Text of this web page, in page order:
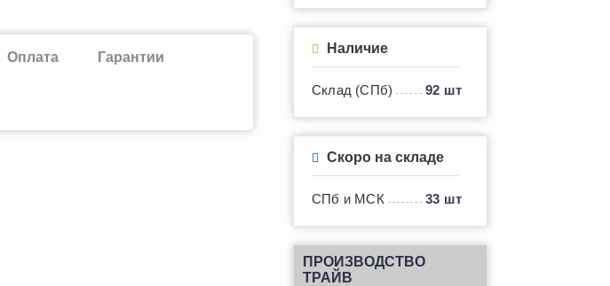
Оплата Гарантии
Наличие
Склад (СПб) 92 шт
Скоро на складе
СПб и МСК 33 шт
ПРОИЗВОДСТВО
ТРАЙВ